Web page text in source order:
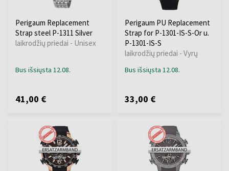
Perigaum Replacement
Strap steel P-1311 Silver
laikrodžių priedai - Unisex
Bus išsiųsta 12.08.
41,00 €
Perigaum PU Replacement
Strap for P-1301-IS-S-Or u.
P-1301-IS-S
laikrodžių priedai - Vyrų
Bus išsiųsta 12.08.
33,00 €